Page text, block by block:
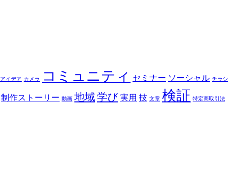
アイデア カメラ コミュニティ セミナー ソーシャル チラシ
制作ストーリー 動画 地域学び 実用 技 文章 検証 特定商取引法